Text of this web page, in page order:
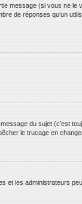
message (si vous ne le
de réponses qu’un
du sujet (c’est
le trucage en
et les administrateurs